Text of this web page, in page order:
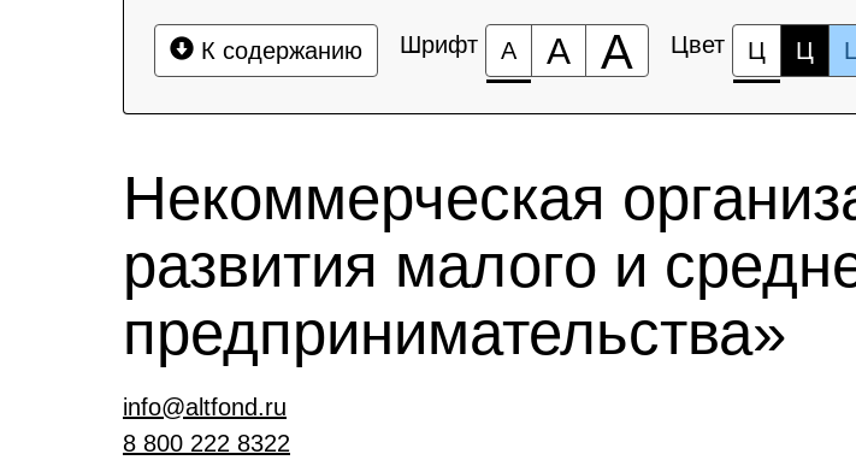
К содержанию Шрифт А А А Цвет Ц Ц
Некоммерческая
развития малого и
предпринимательства»
info@altfond.ru
8 800 222 8322